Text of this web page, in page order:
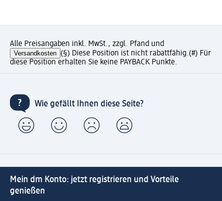
Alle Preisangaben inkl. MwSt., zzgl. Pfand und
Versandkosten (§) Diese Position ist nicht rabattfähig.(#) Für
diese Position erhalten Sie keine PAYBACK Punkte.
Wie gefällt Ihnen diese Seite?
Mein dm Konto: jetzt registrieren und Vorteile
genießen